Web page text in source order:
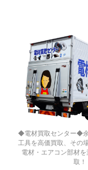
◆電材買取センター◆余
工具を高価買取、その
電材・エアコン部材
取！